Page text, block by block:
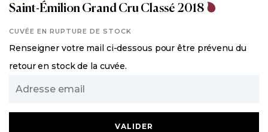
Saint-Émilion Grand Cru Classé 2018
CUVÉE EN RUPTURE DE STOCK
Renseigner votre mail ci-dessous pour être prévenu du
retour en stock de la cuvée.
Adresse